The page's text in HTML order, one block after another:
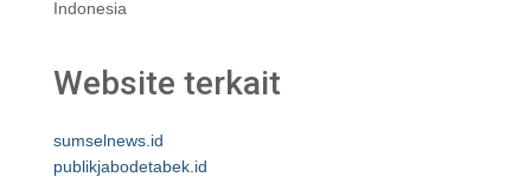
Indonesia
Website terkait
sumselnews.id
publikjabodetabek.id